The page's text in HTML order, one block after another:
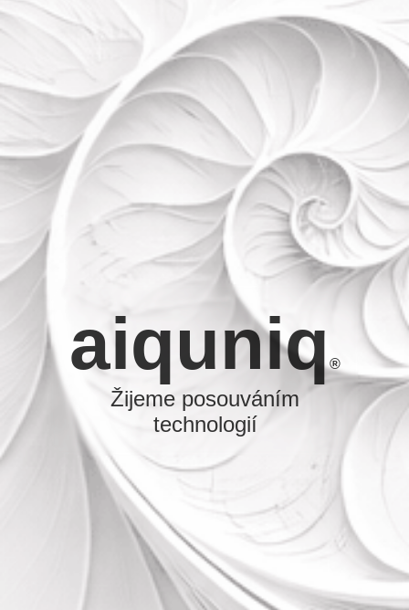
aiquniq®
Žijeme posouváním
technologií